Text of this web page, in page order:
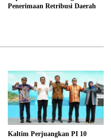
Penerimaan Retribusi Daerah
Kaltim Perjuangkan PI 10